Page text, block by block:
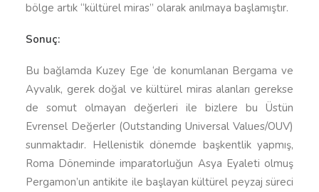
bölge artık “kültürel miras” olarak anılmaya başlamıştır.
Sonuç:
Bu bağlamda Kuzey Ege ‘de konumlanan Bergama ve
Ayvalık, gerek doğal ve kültürel miras alanları gerekse
de somut olmayan değerleri ile bizlere bu Üstün
Evrensel Değerler (Outstanding Universal Values/OUV)
sunmaktadır. Hellenistik dönemde başkentlik yapmış,
Roma Döneminde imparatorluğun Asya Eyaleti olmuş
Pergamon’un antikite ile başlayan kültürel peyzaj süreci